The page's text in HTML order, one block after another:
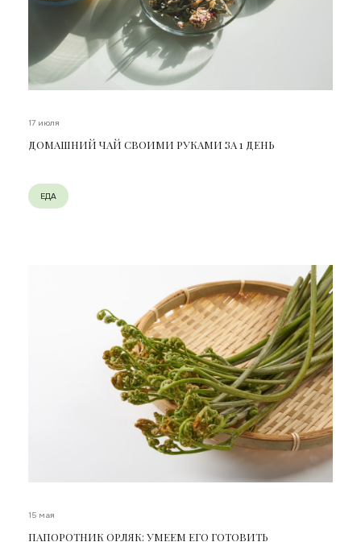
17 июля
ДОМАШНИЙ ЧАЙ СВОИМИ РУКАМИ ЗА 1 ДЕНЬ
ЕДА
15 мая
ПАПОРОТНИК ОРЛЯК: УМЕЕМ ЕГО ГОТОВИТЬ